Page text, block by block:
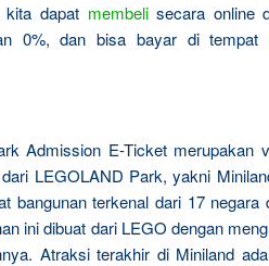
kita dapat membelisecara online
0%, dan bisa bayar di
Admission E-Ticket merupakan
LEGOLAND Park, yakni
bangunan terkenal dari 17
ini dibuat dari LEGO dengan
Atraksi terakhir di Miniland